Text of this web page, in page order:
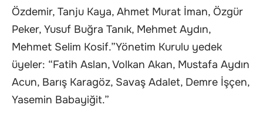
Özdemir, Tanju Kaya, Ahmet Murat İman, Özgür
Peker, Yusuf Buğra Tanık, Mehmet Aydın,
Mehmet Selim Kosif.”Yönetim Kurulu yedek
üyeler: “Fatih Aslan, Volkan Akan, Mustafa Aydın
Acun, Barış Karagöz, Savaş Adalet, Demre İşçen,
Yasemin Babayiğit.”